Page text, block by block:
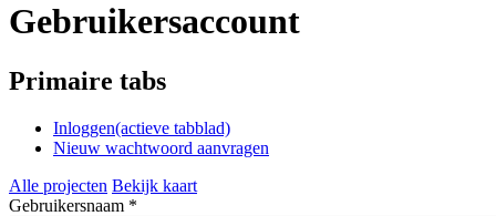
Gebruikersaccount
Primaire tabs
Inloggen(actieve tabblad)
Nieuw wachtwoord aanvragen
Alle projecten Bekijk kaart
Gebruikersnaam *